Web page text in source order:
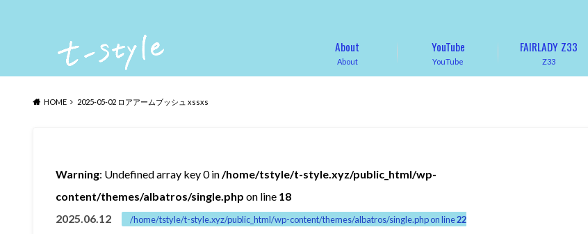
About
About
YouTube
YouTube
Z33
FAIRLADY Z33
HOME 2025-05-02 ロアアームブッシュ xssxs
Warning: Undefined array key 0 in/home/tstyle/t-style.xyz/public_html/wp-
content/themes/albatros/single.php on line 18
2025.06.12
/home/tstyle/t-style.xyz/public_html/wp-content/themes/albatros/single.php on line22